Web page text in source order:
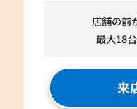
店舗の前
最大18
来